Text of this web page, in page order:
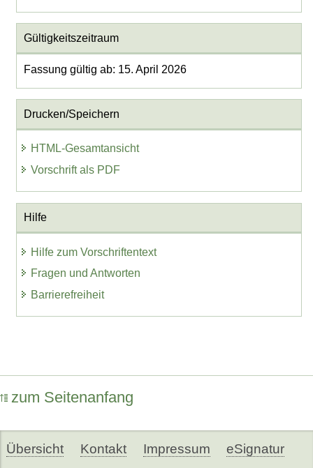
Gültigkeitszeitraum
Fassung gültig ab: 15. April 2026
Drucken/Speichern
HTML-Gesamtansicht
Vorschrift als PDF
Hilfe
Hilfe zum Vorschriftentext
Fragen und Antworten
Barrierefreiheit
zum Seitenanfang
Übersicht Kontakt Impressum eSignatur